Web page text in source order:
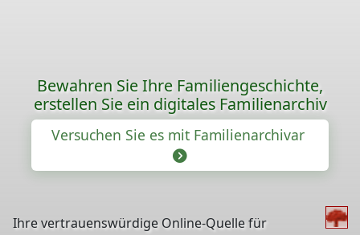
Bewahren Sie Ihre Familiengeschichte,
erstellen Sie ein digitales Familienarchiv
Versuchen Sie es mit Familienarchivar
Ihre vertrauenswürdige Online-Quelle für